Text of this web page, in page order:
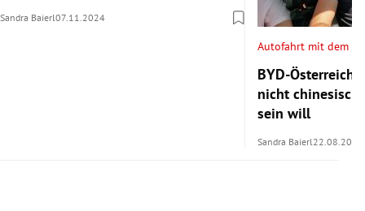
Sandra Baierl07.11.2024
Autofahrt mit dem
BYD-Österreich-
nicht
sein will
Sandra Baierl22.08.2024